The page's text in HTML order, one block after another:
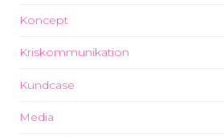
Koncept
Kriskommunikation
Kundcase
Media